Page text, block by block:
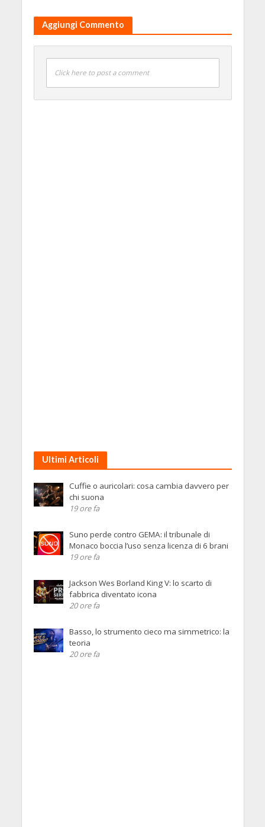
Aggiungi Commento
Click here to post a comment
Ultimi Articoli
Cuffie o auricolari: cosa cambia davvero per
chi suona
19 ore fa
Suno perde contro GEMA: il tribunale di
Monaco boccia l’uso senza licenza di 6 brani
19 ore fa
Jackson Wes Borland King V: lo scarto di
fabbrica diventato icona
20 ore fa
Basso, lo strumento cieco ma simmetrico: la
teoria
20 ore fa